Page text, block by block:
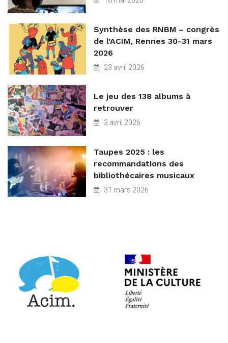
Synthèse des RNBM – congrès
de l’ACIM, Rennes 30-31 mars
2026
23 avril 2026
Le jeu des 138 albums à
retrouver
3 avril 2026
Taupes 2025 : les
recommandations des
bibliothécaires musicaux
31 mars 2026